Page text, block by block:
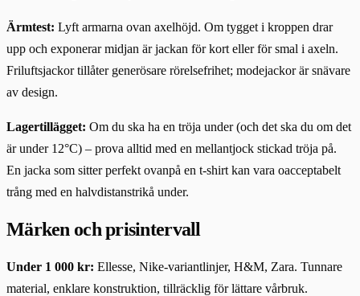
Ärmtest: Lyft armarna ovan axelhöjd. Om tygget i kroppen drar
upp och exponerar midjan är jackan för kort eller för smal i axeln.
Friluftsjackor tillåter generösare rörelsefrihet; modejackor är snävare
av design.
Lagertillägget: Om du ska ha en tröja under (och det ska du om det
är under 12°C) – prova alltid med en mellantjock stickad tröja på.
En jacka som sitter perfekt ovanpå en t-shirt kan vara oacceptabelt
trång med en halvdistanstrikå under.
Märken och prisintervall
Under 1 000 kr: Ellesse, Nike-variantlinjer, H&M, Zara. Tunnare
material, enklare konstruktion, tillräcklig för lättare vårbruk.